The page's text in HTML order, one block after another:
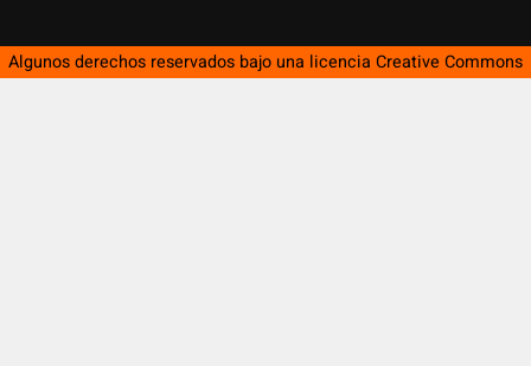
Algunos derechos reservados bajo una licencia Creative Commons